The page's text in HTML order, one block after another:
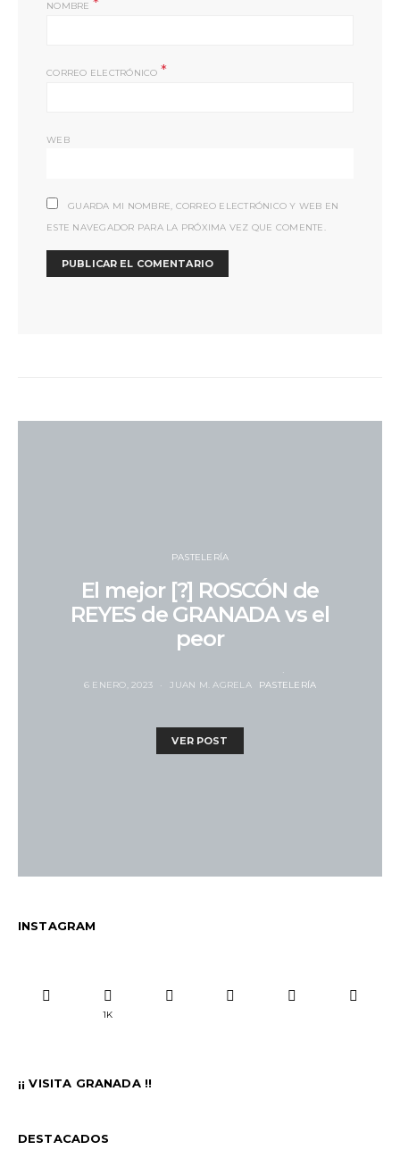
NOMBRE *
CORREO ELECTRÓNICO *
WEB
GUARDA MI NOMBRE, CORREO ELECTRÓNICO Y WEB EN
ESTE NAVEGADOR PARA LA PRÓXIMA VEZ QUE COMENTE.
PASTELERÍA
El mejor [?] ROSCÓN de
REYES de GRANADA vs el
peor
6 ENERO, 2023 JUAN M. AGRELA PASTELERÍA
VER POST
INSTAGRAM
1K
¡¡ VISITA GRANADA !!
DESTACADOS